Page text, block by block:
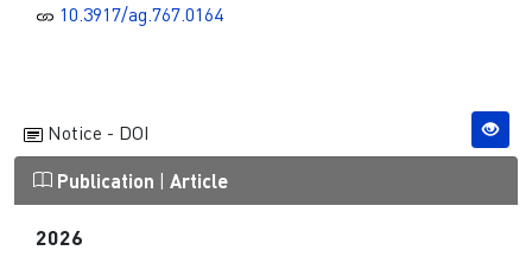
10.3917/ag.767.0164
Notice - DOI
Publication | Article
2026